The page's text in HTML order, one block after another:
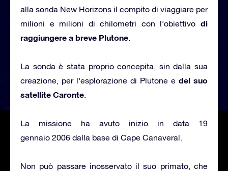
alla sonda New Horizons il compito di viaggiare per
milioni e milioni di chilometri con l’obiettivo di
raggiungere a breve Plutone.
La sonda è stata proprio concepita, sin dalla sua
creazione, per l’esplorazione di Plutone e del suo
satellite Caronte.
La missione ha avuto inizio in data 19
gennaio 2006 dalla base di Cape Canaveral.
Non può passare inosservato il suo primato, che